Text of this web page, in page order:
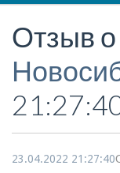
Интернет
Недвижимость
Личности
Отзыв о
23.04.2022 21:27:40